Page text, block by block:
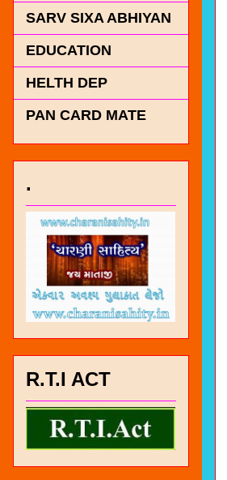
SARV SIXA ABHIYAN
EDUCATION
HELTH DEP
PAN CARD MATE
.
R.T.I ACT